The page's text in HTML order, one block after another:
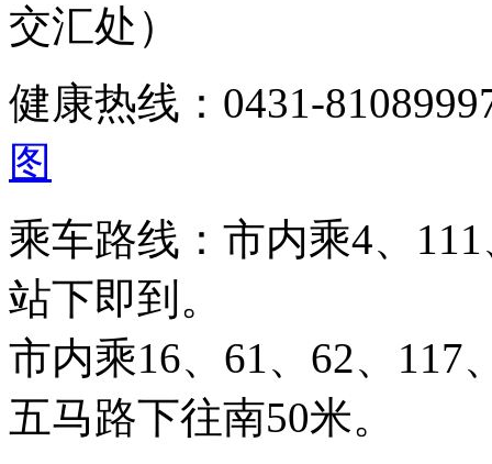
交汇处）
健康热线：0431-
图
乘车路线：市内乘4、
站下即到。
市内乘16、61、62、117
五马路下往南50米。